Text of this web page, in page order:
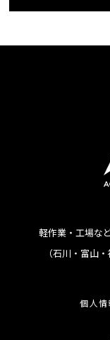
軽作業・工場な
（石川・富山
個人